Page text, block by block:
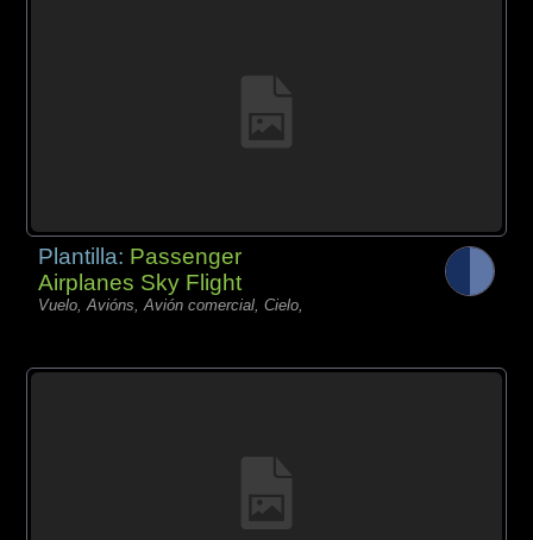
Plantilla: Passenger
Airplanes Sky Flight
Vuelo, Avións, Avión comercial, Cielo,